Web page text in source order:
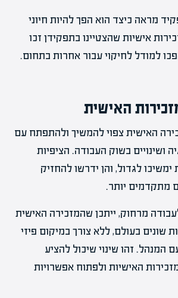
מראה כיצד הוא הפך להיות חיוני
אישיות שהצטיינו בתפקידן זכו
למודל לחיקוי עבור אחרות בתחום.
האישית
האישית צפוי להמשיך ולהתפתח עם
ושינויים בשוק העבודה. הציפיות
לגדול, והן ידרשו להחזיק
מתקדמים יותר.
מרחוק, ייתכן שהמזכירה האישית
שונים בעולם, ללא צורך במיקום פיזי
המנהל. זהו שינוי שיכול להציע
האישיות ולפתוח אפשרויות